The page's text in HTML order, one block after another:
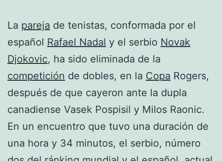
La pareja de tenistas, conformada por el
español Rafael Nadal y el serbio Novak
Djokovic, ha sido eliminada de la
competición de dobles, en la Copa Rogers,
después de que cayeron ante la dupla
canadiense Vasek Pospisil y Milos Raonic.
En un encuentro que tuvo una duración de
una hora y 34 minutos, el serbio, número